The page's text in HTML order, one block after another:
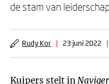
de stam van
Rudy Kor | 23 juni 2022 |
Kuipers stelt in